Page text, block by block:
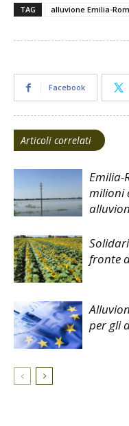
TAG alluvione Emilia-
Facebook
Articoli correlati
Emilia-
milioni
fronte
per gli